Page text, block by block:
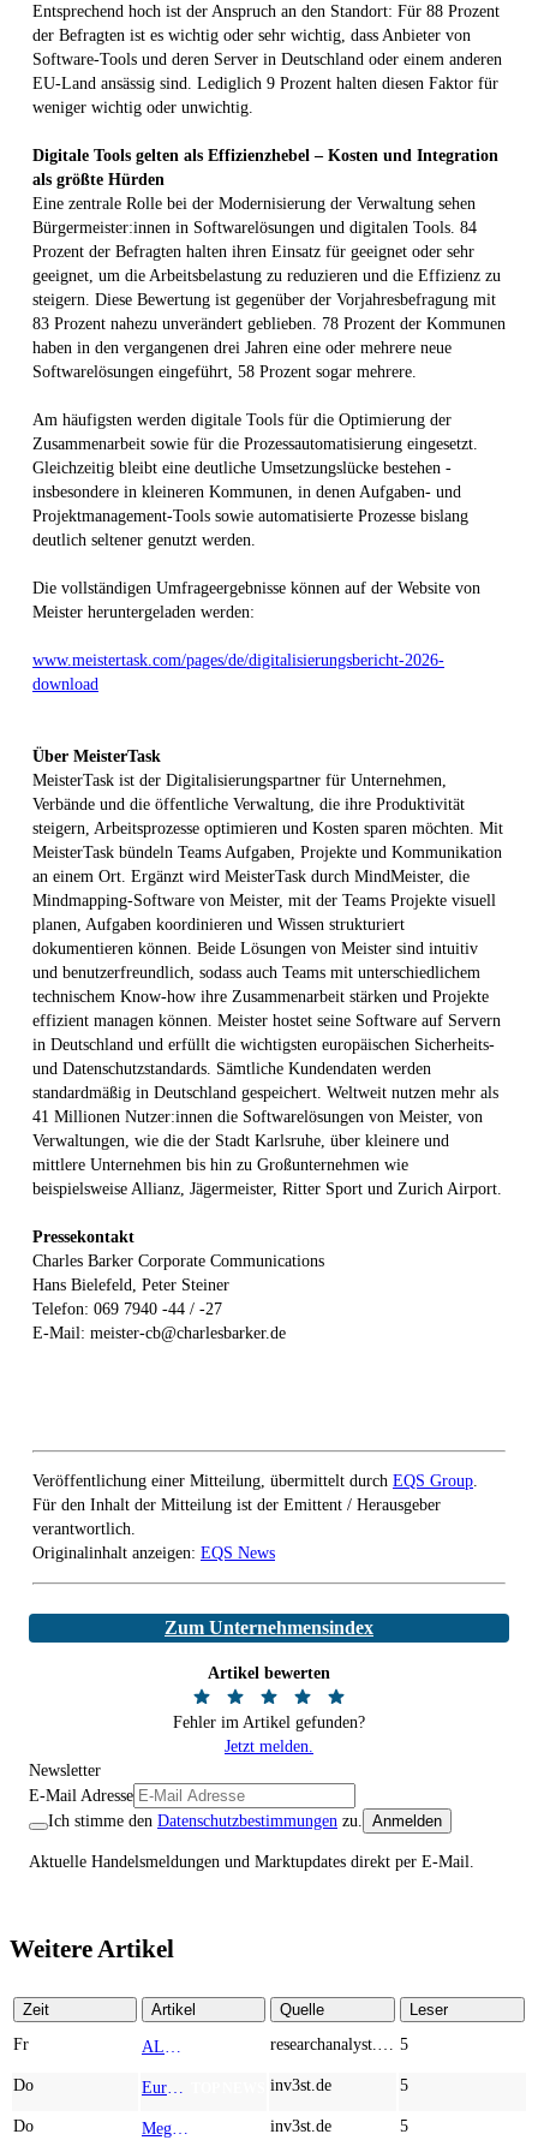
Entsprechend hoch ist der Anspruch an den Standort: Für 88 Prozent
der Befragten ist es wichtig oder sehr wichtig, dass Anbieter von
Software-Tools und deren Server in Deutschland oder einem anderen
EU-Land ansässig sind. Lediglich 9 Prozent halten diesen Faktor für
weniger wichtig oder unwichtig.
Digitale Tools gelten als Effizienzhebel – Kosten und Integration
als größte Hürden
Eine zentrale Rolle bei der Modernisierung der Verwaltung sehen
Bürgermeister:innen in Softwarelösungen und digitalen Tools. 84
Prozent der Befragten halten ihren Einsatz für geeignet oder sehr
geeignet, um die Arbeitsbelastung zu reduzieren und die Effizienz zu
steigern. Diese Bewertung ist gegenüber der Vorjahresbefragung mit
83 Prozent nahezu unverändert geblieben. 78 Prozent der Kommunen
haben in den vergangenen drei Jahren eine oder mehrere neue
Softwarelösungen eingeführt, 58 Prozent sogar mehrere.
Am häufigsten werden digitale Tools für die Optimierung der
Zusammenarbeit sowie für die Prozessautomatisierung eingesetzt.
Gleichzeitig bleibt eine deutliche Umsetzungslücke bestehen -
insbesondere in kleineren Kommunen, in denen Aufgaben- und
Projektmanagement-Tools sowie automatisierte Prozesse bislang
deutlich seltener genutzt werden.
Die vollständigen Umfrageergebnisse können auf der Website von
Meister heruntergeladen werden:
www.meistertask.com/pages/de/digitalisierungsbericht-2026-
download
Über MeisterTask
MeisterTask ist der Digitalisierungspartner für Unternehmen,
Verbände und die öffentliche Verwaltung, die ihre Produktivität
steigern, Arbeitsprozesse optimieren und Kosten sparen möchten. Mit
MeisterTask bündeln Teams Aufgaben, Projekte und Kommunikation
an einem Ort. Ergänzt wird MeisterTask durch MindMeister, die
Mindmapping-Software von Meister, mit der Teams Projekte visuell
planen, Aufgaben koordinieren und Wissen strukturiert
dokumentieren können. Beide Lösungen von Meister sind intuitiv
und benutzerfreundlich, sodass auch Teams mit unterschiedlichem
technischem Know-how ihre Zusammenarbeit stärken und Projekte
effizient managen können. Meister hostet seine Software auf Servern
in Deutschland und erfüllt die wichtigsten europäischen Sicherheits-
und Datenschutzstandards. Sämtliche Kundendaten werden
standardmäßig in Deutschland gespeichert. Weltweit nutzen mehr als
41 Millionen Nutzer:innen die Softwarelösungen von Meister, von
Verwaltungen, wie die der Stadt Karlsruhe, über kleinere und
mittlere Unternehmen bis hin zu Großunternehmen wie
beispielsweise Allianz, Jägermeister, Ritter Sport und Zurich Airport.
Pressekontakt
Charles Barker Corporate Communications
Hans Bielefeld, Peter Steiner
Telefon: 069 7940 -44 / -27
E-Mail: meister-cb@charlesbarker.de
Veröffentlichung einer Mitteilung, übermittelt durch EQS Group
Für den Inhalt der Mitteilung ist der Emittent / Herausgeber
verantwortlich.
Originalinhalt anzeigen: EQS News
Zum Unternehmensindex
Artikel bewerten
Fehler im Artikel gefunden?
Jetzt melden.
Newsletter
E-Mail Adresse
Ich stimme den Datenschutzbestimmungen zu. Anmelden
Aktuelle Handelsmeldungen und Marktupdates direkt per E-Mail.
Weitere Artikel
Zeit Artikel Quelle
Leser
Fr
5
Do inv3st.de 5
Do inv3st.de 5